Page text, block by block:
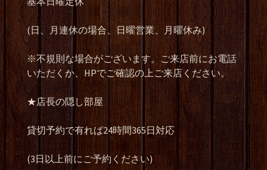
(日、月連休の場合、日曜営業、月曜休み)
※不規則な場合がございます。ご来店前にお電話
いただくか、HPでご確認の上ご来店ください。
★店長の隠し部屋
貸切予約で有れば24時間365日対応
(3日以上前にご予約ください)